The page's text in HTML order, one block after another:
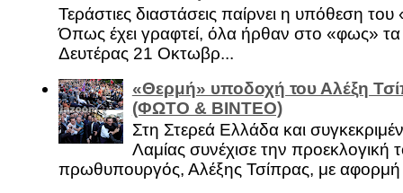
Τεράστιες διαστάσεις παίρνει η υπόθεση
Όπως έχει γραφτεί, όλα ήρθαν στο «φως»
Δευτέρας 21 Οκτωβρ...
«Θερμή» υποδοχή του Αλέξη
(ΦΩΤΟ & ΒΙΝΤΕΟ)
Στη Στερεά Ελλάδα και
Λαμίας συνέχισε την προεκλογική
πρωθυπουργός, Αλέξης Τσίπρας, με αφορμή